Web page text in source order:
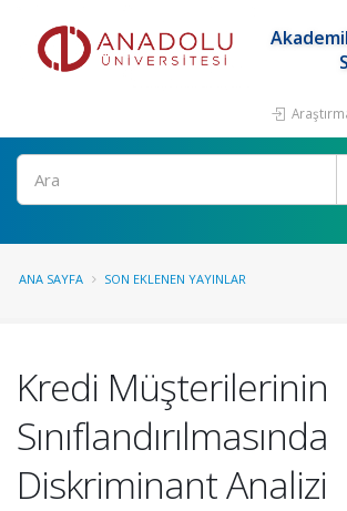
Ara
ANA SAYFA SON EKLENEN YAYINLAR
Kredi Müşterilerinin
Sınıflandırılmasında
Diskriminant Analizi